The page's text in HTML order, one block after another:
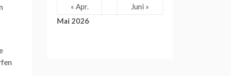
Mai 2026
« Apr.
Juni »